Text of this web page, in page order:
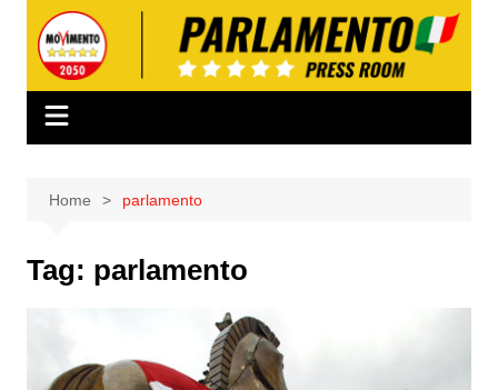
contenuto
Home parlamento
Tag: parlamento